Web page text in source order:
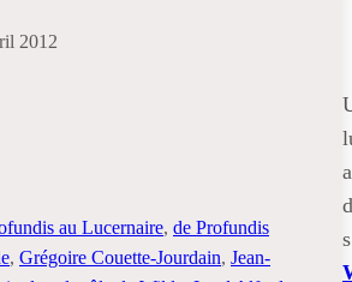
2012
au Lucernaire, de Profundis
, Grégoire Couette-Jourdain, Jean-